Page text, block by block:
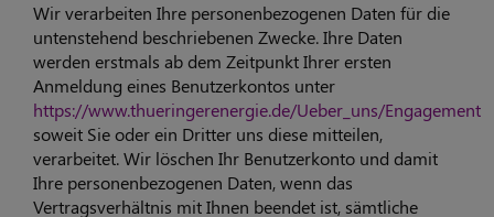
Wir verarbeiten Ihre personenbezogenen Daten für die
untenstehend beschriebenen Zwecke. Ihre Daten
werden erstmals ab dem Zeitpunkt Ihrer ersten
Anmeldung eines Benutzerkontos unter
https://www.thueringerenergie.de/Ueber_uns/Engagement
soweit Sie oder ein Dritter uns diese mitteilen,
verarbeitet. Wir löschen Ihr Benutzerkonto und damit
Ihre personenbezogenen Daten, wenn das
Vertragsverhältnis mit Ihnen beendet ist, sämtliche